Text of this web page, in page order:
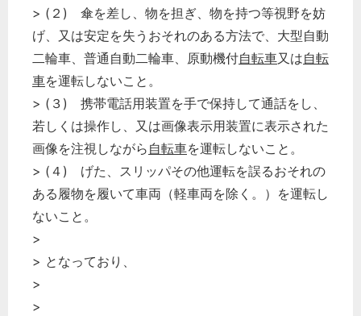
> (２) 傘を差し、物を担ぎ、物を持つ等視野を妨
げ、又は安定を失うおそれのある方法で、大型自動
二輪車、普通自動二輪車、原動機付自転車又は自転
車を運転しないこと。
> (３) 携帯電話用装置を手で保持して通話をし、
若しくは操作し、又は画像表示用装置に表示された
画像を注視しながら 自転車を運転しないこと。
> (４) げた、スリッパその他運転を誤るおそれの
ある履物を履いて車両（軽車両を除く。）を運転し
ないこと。
>
> となっており、
>
>
経営の知恵
総務の給湯室
秘書のノウハウ
次へ